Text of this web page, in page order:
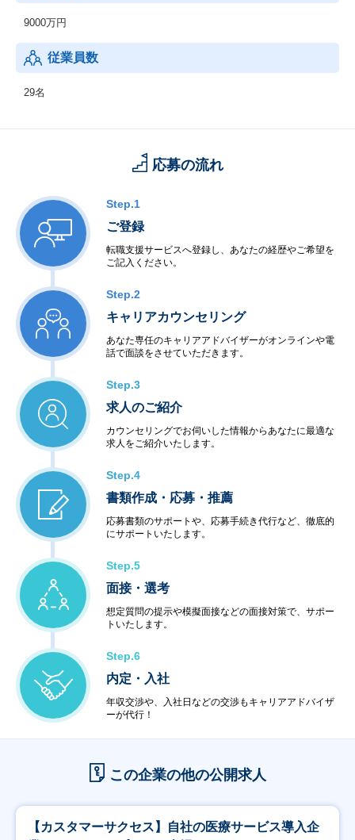
9000万円
従業員数
29名
応募の流れ
Step.1
ご登録
転職支援サービスへ登録し、あなたの経歴やご希望を
ご記入ください。
Step.2
キャリアカウンセリング
あなた専任のキャリアアドバイザーがオンラインや電
話で面談をさせていただきます。
Step.3
求人のご紹介
カウンセリングでお伺いした情報からあなたに最適な
求人をご紹介いたします。
Step.4
書類作成・応募・推薦
応募書類のサポートや、応募手続き代行など、徹底的
にサポートいたします。
Step.5
面接・選考
想定質問の提示や模擬面接などの面接対策で、サポー
トいたします。
Step.6
内定・入社
年収交渉や、入社日などの交渉もキャリアアドバイザ
ーが代行！
この企業の他の公開求人
【カスタマーサクセス】自社の医療サービス導入企